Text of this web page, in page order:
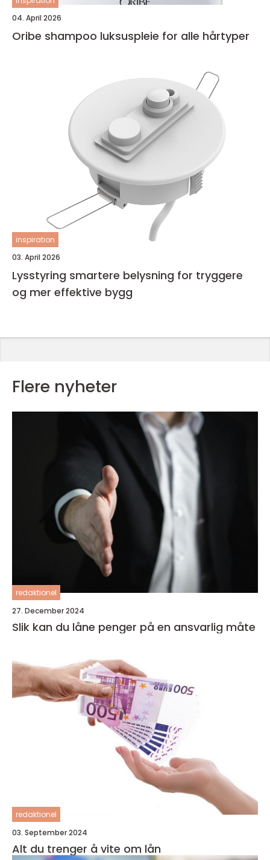
04. April 2026
Oribe shampoo luksuspleie for alle hårtyper
inspiration
03. April 2026
Lysstyring smartere belysning for tryggere
og mer effektive bygg
Flere nyheter
redaktionel
27. December 2024
Slik kan du låne penger på en ansvarlig måte
redaktionel
03. September 2024
Alt du trenger å vite om lån